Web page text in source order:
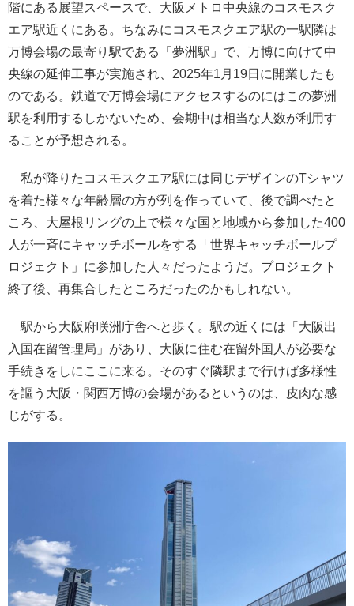
階にある展望スペースで、大阪メトロ中央線のコスモスク
エア駅近くにある。ちなみにコスモスクエア駅の一駅隣は
万博会場の最寄り駅である「夢洲駅」で、万博に向けて中
央線の延伸工事が実施され、2025年1月19日に開業したも
のである。鉄道で万博会場にアクセスするのにはこの夢洲
駅を利用するしかないため、会期中は相当な人数が利用す
ることが予想される。
私が降りたコスモスクエア駅には同じデザインのTシャツ
を着た様々な年齢層の方が列を作っていて、後で調べたと
ころ、大屋根リングの上で様々な国と地域から参加した400
人が一斉にキャッチボールをする「世界キャッチボールプ
ロジェクト」に参加した人々だったようだ。プロジェクト
終了後、再集合したところだったのかもしれない。
駅から大阪府咲洲庁舎へと歩く。駅の近くには「大阪出
入国在留管理局」があり、大阪に住む在留外国人が必要な
手続きをしにここに来る。そのすぐ隣駅まで行けば多様性
を謳う大阪・関西万博の会場があるというのは、皮肉な感
じがする。